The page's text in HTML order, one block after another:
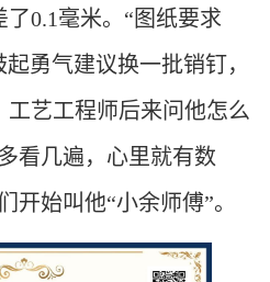
了0.1毫米。“图纸要求
勇气建议换一批销钉，
艺工程师后来问他怎么
看几遍，心里就有数
开始叫他“小余师傅”。